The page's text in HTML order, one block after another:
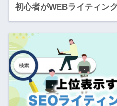
初心者がWEBライティン